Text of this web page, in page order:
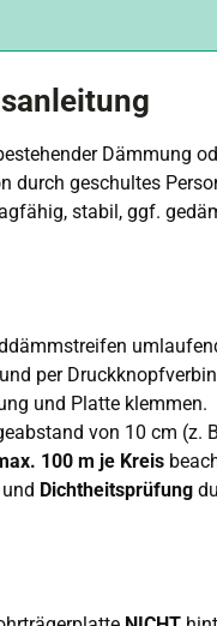
Dämmung
durch geschultes
stabil, ggf.
und per
und Platte klemmen.
von 10 cm (z.
100 m je Kreis
Dichtheitsprüfung